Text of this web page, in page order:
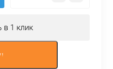
в 1 клик
!